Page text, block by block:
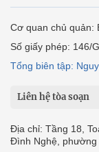
Cơ quan chủ quản:
Số giấy phép: 146/
Tổng biên tập:
Liên hệ tòa soạn
Địa chỉ: Tầng 18,
Đình Nghệ, phường